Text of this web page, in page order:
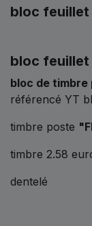
bloc feuillet
bloc feuillet
bloc de timbre
référencé YT
timbre poste
timbre 2.58
dentelé